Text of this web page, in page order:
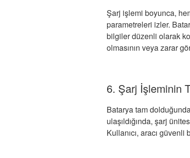
Şarj işlemi boyunca,
parametreleri izler.
bilgiler düzenli olarak
olmasının veya zarar
6. Şarj İşleminin
Batarya tam
ulaşıldığında, şarj
Kullanıcı, aracı